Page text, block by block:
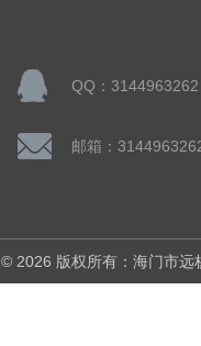
QQ：3144963262
邮箱：
© 2026 版权所有：海门市